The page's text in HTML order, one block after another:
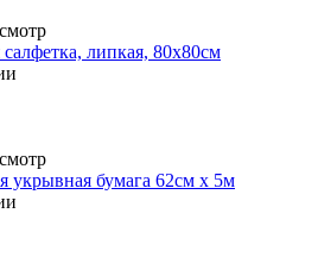
липкая, 80х80см
бумага 62см х 5м